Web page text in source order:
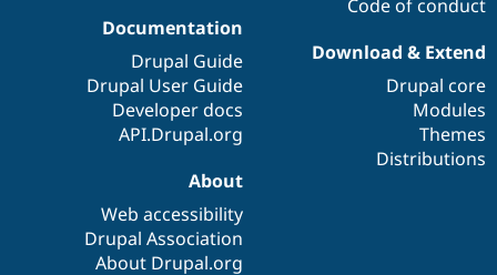
Code of conduct
Documentation
Drupal Guide
Drupal User Guide
Developer docs
API.Drupal.org
Download & Extend
Drupal core
Modules
Themes
Distributions
About
Web accessibility
Drupal Association
About Drupal.org